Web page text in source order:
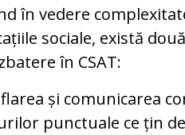
în vedere
sociale, există
în CSAT:
și comunicarea
punctuale ce țin de